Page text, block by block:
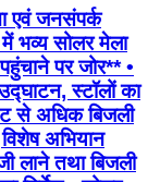
अभियान
लाने तथा बिजली
निर्देश • सोलर
जानकारी लेने
प्रधानमंत्री
एवं आमजन
से विद्युत